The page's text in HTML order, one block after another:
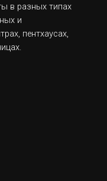
в разных типах
и
пентхаусах,